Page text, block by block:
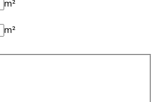
m²
m²